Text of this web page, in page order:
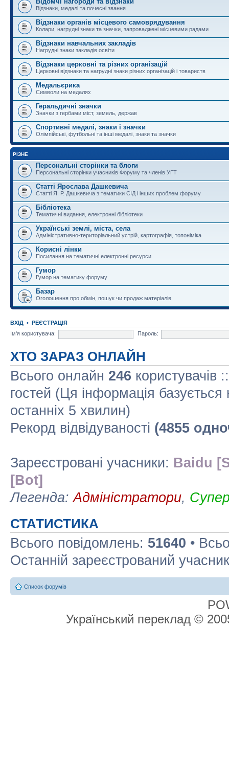
Відзнаки, медалі та почесні звання
Відзнаки органів місцевого самоврядування
Колари, нагрудні знаки та значки, запроваджені місцевими радами
Відзнаки навчальних закладів
Нагрудні знаки закладів освіти
Відзнаки церковні та різних організацій
Церковні відзнаки та нагрудні знаки різних організацій і товариств
Медальєрика
Символи на медалях
Геральдичні значки
Значки з гербами міст, земель, держав
Спортивні медалі, знаки і значки
Олімпійські, футбольні та інші медалі, знаки та значки
РІЗНЕ
Персональні сторінки та блоги
Персональні сторінки учасників Форуму та членів УГТ
Статті Ярослава Дашкевича
Статті Я. Р. Дашкевича з тематики СІД і інших проблем форуму
Бібліотека
Тематичні видання, електронні бібліотеки
Українські землі, міста, села
Адміністративно-територіальний устрій, картографія, топоніміка
Корисні лінки
Посилання на тематичні електронні ресурси
Гумор
Гумор на тематику форуму
Базар
Оголошення про обмін, пошук чи продаж матеріалів
ВХІД • РЕЄСТРАЦІЯ
Ім'я користувача:
Пароль:
ХТО ЗАРАЗ ОНЛАЙН
Всього онлайн 246 користувачів
гостей (Ця інформація базується
останніх 5 хвилин)
Рекорд відвідуваності (4855
Зареєстровані учасники: Baidu
[Bot]
Легенда:Адміністратори,
СТАТИСТИКА
Всього повідомлень: 51640 •
Останній зареєстрований
Список форумів
Український переклад ©